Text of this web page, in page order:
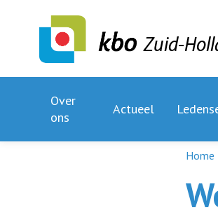
Zuid-
Over
ons
Actueel
Home